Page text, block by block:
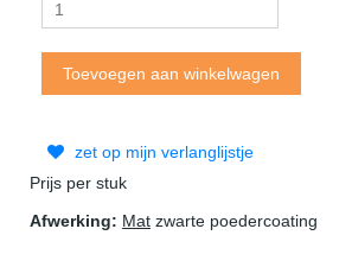
zet op mijn verlanglijstje
Prijs per stuk
Afwerking: Mat zwarte poedercoating